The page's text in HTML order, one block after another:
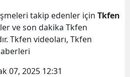
takip edenler için Tkfen
ve son dakika Tkfen
Tkfen videoları, Tkfen
07, 2025 12:31